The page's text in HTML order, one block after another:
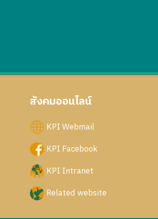
สังคมออนไลน์
KPI Webmail
KPI Facebook
KPI Intranet
Related website